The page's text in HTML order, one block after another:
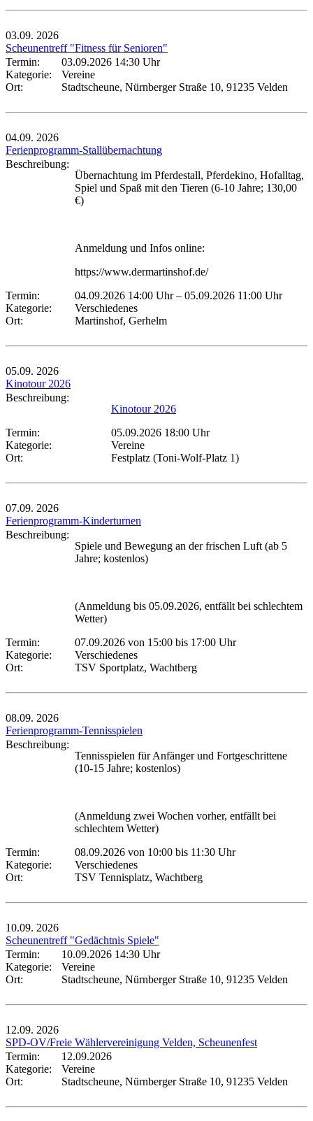
03.09. 2026
Scheunentreff "Fitness für Senioren"
Termin:
03.09.2026 14:30 Uhr
Kategorie:
Vereine
Ort:
Stadtscheune, Nürnberger Straße 10, 91235 Velden
04.09. 2026
Ferienprogramm-Stallübernachtung
Beschreibung:
Übernachtung im Pferdestall, Pferdekino, Hofalltag,
Spiel und Spaß mit den Tieren (6-10 Jahre; 130,00
€)
Anmeldung und Infos online:
https://www.dermartinshof.de/
Termin:
04.09.2026 14:00 Uhr– 05.09.2026 11:00 Uhr
Kategorie:
Verschiedenes
Ort:
Martinshof, Gerhelm
05.09. 2026
Kinotour 2026
Beschreibung:
Kinotour 2026
Termin:
05.09.2026 18:00 Uhr
Kategorie:
Vereine
Ort:
Festplatz (Toni-Wolf-Platz 1)
07.09. 2026
Ferienprogramm-Kinderturnen
Beschreibung:
Spiele und Bewegung an der frischen Luft (ab 5
Jahre; kostenlos)
(Anmeldung bis 05.09.2026, entfällt bei schlechtem
Wetter)
Termin:
07.09.2026 von 15:00 bis 17:00 Uhr
Kategorie:
Verschiedenes
Ort:
TSV Sportplatz, Wachtberg
08.09. 2026
Ferienprogramm-Tennisspielen
Beschreibung:
Tennisspielen für Anfänger und Fortgeschrittene
(10-15 Jahre; kostenlos)
(Anmeldung zwei Wochen vorher, entfällt bei
schlechtem Wetter)
Termin:
08.09.2026 von 10:00 bis 11:30 Uhr
Kategorie:
Verschiedenes
Ort:
TSV Tennisplatz, Wachtberg
10.09. 2026
Scheunentreff "Gedächtnis Spiele"
Termin:
10.09.2026 14:30 Uhr
Kategorie:
Vereine
Ort:
Stadtscheune, Nürnberger Straße 10, 91235 Velden
12.09. 2026
SPD-OV/Freie Wählervereinigung Velden, Scheunenfest
Termin:
12.09.2026
Kategorie:
Vereine
Ort:
Stadtscheune, Nürnberger Straße 10, 91235 Velden